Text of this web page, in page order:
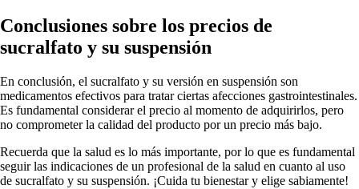
Conclusiones sobre los precios de
sucralfato y su suspensión
En conclusión, el sucralfato y su versión en suspensión son
medicamentos efectivos para tratar ciertas afecciones gastrointestinales.
Es fundamental considerar el precio al momento de adquirirlos, pero
no comprometer la calidad del producto por un precio más bajo.
Recuerda que la salud es lo más importante, por lo que es fundamental
seguir las indicaciones de un profesional de la salud en cuanto al uso
de sucralfato y su suspensión. ¡Cuida tu bienestar y elige sabiamente!